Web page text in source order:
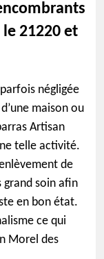
21220 et
parfois négligée
maison ou
Artisan
telle activité.
de
grand soin afin
en bon état.
ce qui
Morel des